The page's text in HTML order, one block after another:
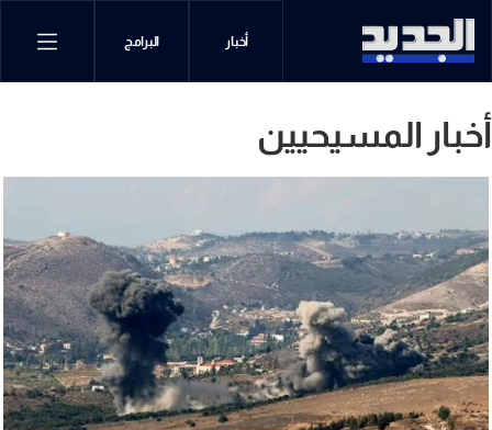
أخبار البرامج
أخبار المسيحيين